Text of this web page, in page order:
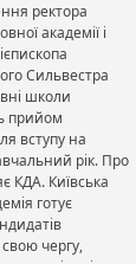
ректора
академії і
Сильвестра
школи
прийом
вступу на
рік. Про
КДА. Київська
готує
свою чергу,